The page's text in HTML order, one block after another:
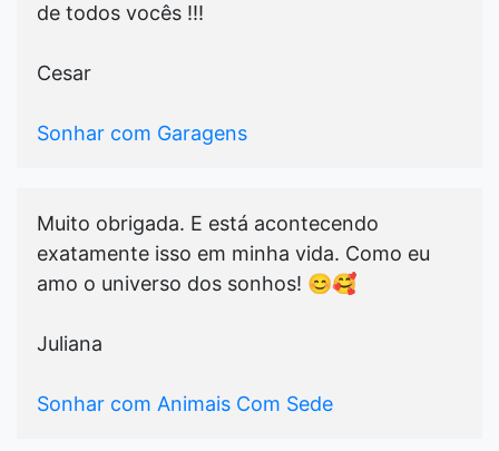
de todos vocês !!!
Cesar
Sonhar com Garagens
Muito obrigada. E está acontecendo
exatamente isso em minha vida. Como eu
amo o universo dos sonhos! 😊🥰
Juliana
Sonhar com Animais Com Sede